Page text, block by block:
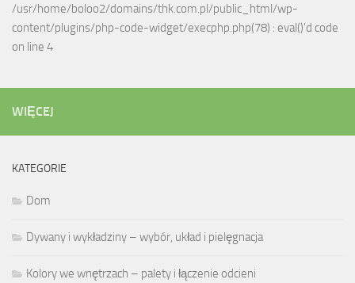
/usr/home/boloo2/domains/thk.com.pl/public_html/wp-
content/plugins/php-code-widget/execphp.php(78) : eval()'d code
on line 4
WIĘCEJ
KATEGORIE
Dom
Dywany i wykładziny – wybór, układ i pielęgnacja
Kolory we wnętrzach – palety i łączenie odcieni